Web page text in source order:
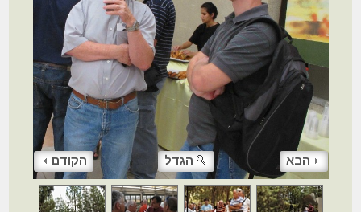
הקודם הגדל הבא